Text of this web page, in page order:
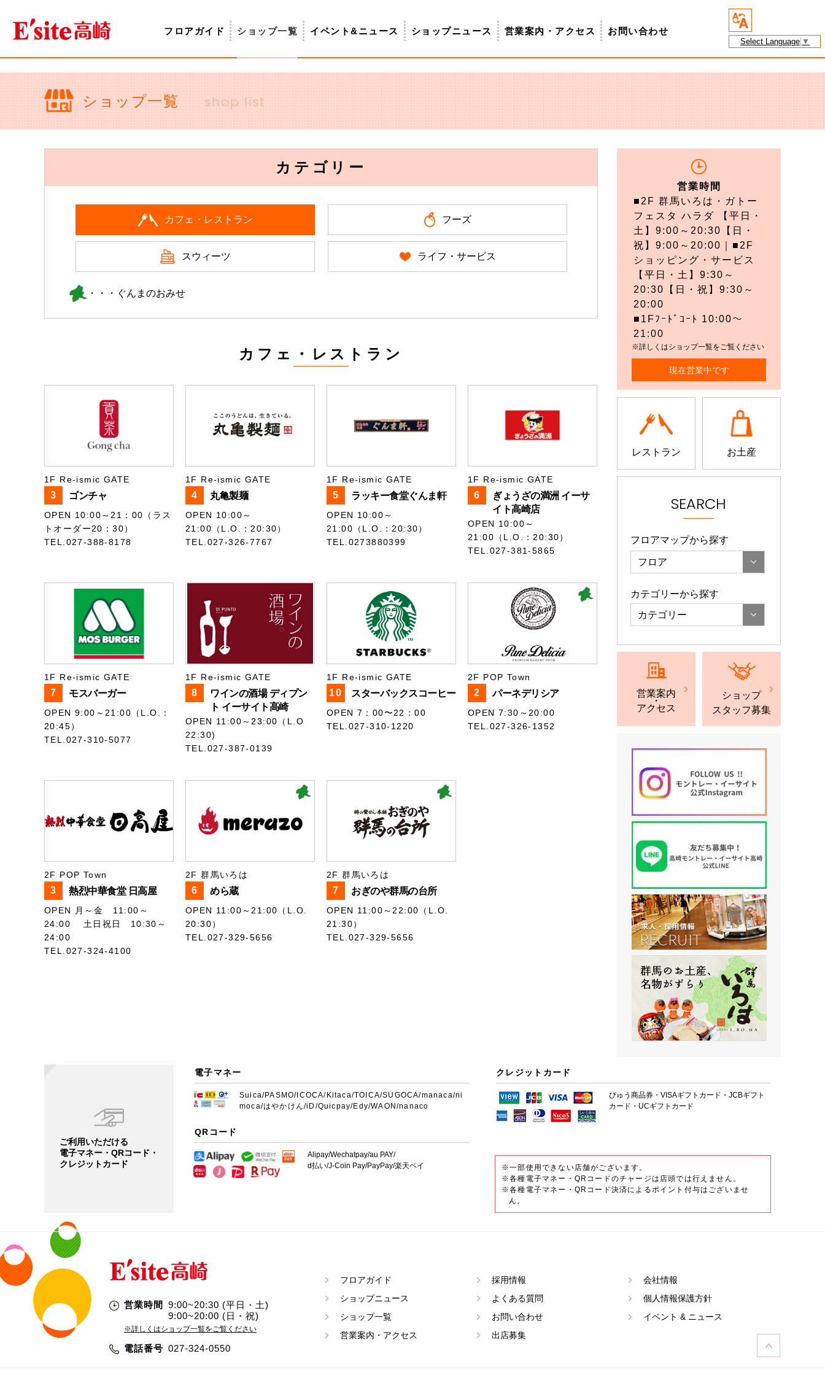
フロアガイド ショップ一覧 イベント&ニュース ショップニュース 営業案内・アクセス お問い合わせ
Select Language ▼
ショップ一覧 shop list
カテゴリー
カフェ・レストラン フーズ
スウィーツ ライフ・サービス
・・・ぐんまのおみせ
カフェ・レストラン
1F Re-ismic GATE
3 ゴンチャ
OPEN 10:00～21：00（ラス
トオーダー20：30）
TEL.027-388-8178
1F Re-ismic GATE
4 丸亀製麺
OPEN 10:00～
21:00（L.O.：20:30）
TEL.027-326-7767
1F Re-ismic GATE
5 ラッキー食堂ぐんま軒
OPEN 10:00～
21:00（L.O.：20:30）
TEL.0273880399
1F Re-ismic GATE
6
ぎょうざの満洲 イーサ
イト高崎店
OPEN 10:00～
21:00（L.O.：20:30）
TEL.027-381-5865
1F Re-ismic GATE
7 モスバーガー
OPEN 9:00～21:00（L.O.：
20:45）
TEL.027-310-5077
1F Re-ismic GATE
8
ワインの酒場 ディプン
ト イーサイト高崎
OPEN 11:00～23:00（L.O
22:30)
TEL.027-387-0139
1F Re-ismic GATE
10 スターバックスコーヒー
OPEN 7：00〜22：00
TEL.027-310-1220
2F POP Town
2 パーネデリシア
OPEN 7:30～20:00
TEL.027-326-1352
2F POP Town
3 熱烈中華食堂 日高屋
OPEN 月～金 11:00～
24:00 土日祝日 10:30～
24:00
TEL.027-324-4100
2F 群馬いろは
6 めら蔵
OPEN 11:00～21:00（L.O.
20:30）
TEL.027-329-5656
2F 群馬いろは
7 おぎのや群馬の台所
OPEN 11:00～22:00（L.O.
21:30）
TEL.027-329-5656
営業時間
■2F 群馬いろは・ガトー
フェスタ ハラダ 【平日・
土】9:00～20:30【日・
祝】9:00～20:00｜■2F
ショッピング・サービス
【平日・土】9:30～
20:30【日・祝】9:30～
20:00
■1Fﾌｰﾄﾞｺｰﾄ 10:00～
21:00
※詳しくはショップ一覧をご覧ください
現在営業中です
レストラン お土産
SEARCH
フロアマップから探す
フロア
カテゴリーから探す
カテゴリー
営業案内
・
アクセス
ショップ
スタッフ募集
ご利用いただける
電子マネー・QRコード・
クレジットカード
電子マネー
Suica/PASMO/ICOCA/Kitaca/TOICA/SUGOCA/manaca/ni
moca/はやかけん/iD/Quicpay/Edy/WAON/nanaco
QRコード
Alipay/Wechatpay/au PAY/
d払い/J-Coin Pay/PayPay/楽天ペイ
クレジットカード
びゅう商品券・VISAギフトカード・JCBギフト
カード・UCギフトカード
※一部使用できない店舗がございます。
※各種電子マネー・QRコードのチャージは店頭では行えません。
※各種電子マネー・QRコード決済によるポイント付与はございませ
ん。
営業時間
9:00~20:30 (平日・土)
9:00~20:00 (日・祝)
※詳しくはショップ一覧をご覧ください
電話番号 027-324-0550
フロアガイド 採用情報
会社情報
ショップニュース
よくある質問
個人情報保護方針
ショップ一覧
お問い合わせ
イベント & ニュース
営業案内・アクセス
出店募集